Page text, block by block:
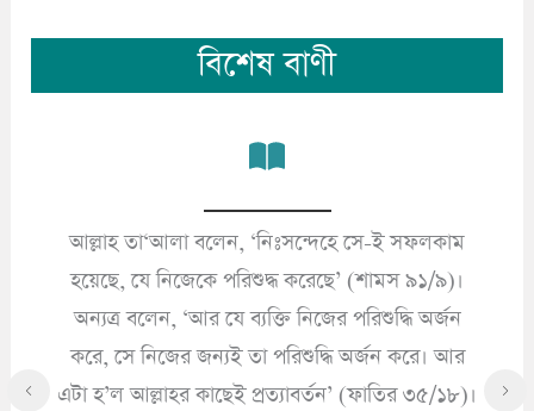
বিশেষ বাণী
আল্লাহ তা‘আলা বলেন, ‘নিঃসন্দেহে সে-ই সফলকাম
হয়েছে, যে নিজেকে পরিশুদ্ধ করেছে’ (শামস ৯১/৯)।
অন্যত্র বলেন, ‘আর যে ব্যক্তি নিজের পরিশুদ্ধি অর্জন
করে, সে নিজের জন্যই তা পরিশুদ্ধি অর্জন করে। আর
এটা হ’ল আল্লাহর কাছেই প্রত্যাবর্তন’ (ফাতির ৩৫/১৮)।